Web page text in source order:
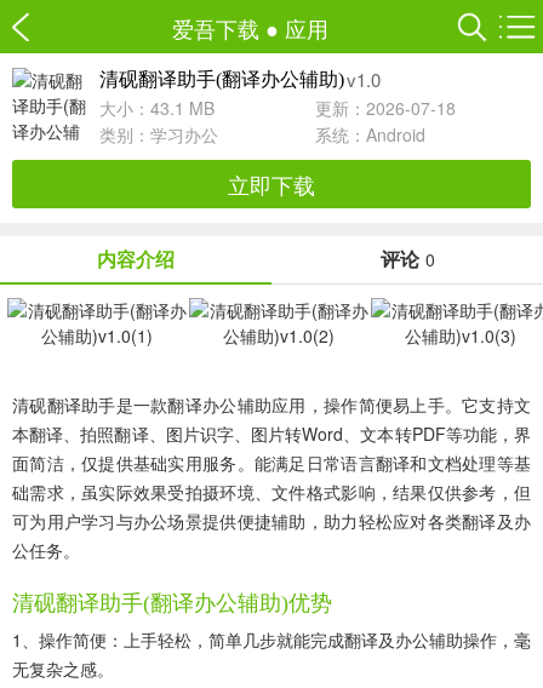
爱吾下载 ● 应用
清砚翻译助手(翻译办公辅助)v1.0
大小：43.1 MB
更新：2026-07-18
类别： 学习办公 系统：Android
立即下载
内容介绍 评论 0
清砚翻译助手是一款翻译办公辅助应用，操作简便易上手。它支持文
本翻译、拍照翻译、图片识字、图片转Word、文本转PDF等功能，界
面简洁，仅提供基础实用服务。能满足日常语言翻译和文档处理等基
础需求，虽实际效果受拍摄环境、文件格式影响，结果仅供参考，但
可为用户学习与办公场景提供便捷辅助，助力轻松应对各类翻译及办
公任务。
清砚翻译助手(翻译办公辅助)优势
1、操作简便：上手轻松，简单几步就能完成翻译及办公辅助操作，毫
无复杂之感。